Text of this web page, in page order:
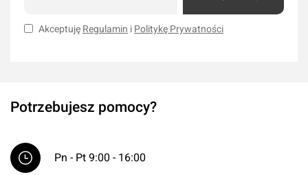
Akceptuję Regulamin i Politykę Prywatności
Potrzebujesz pomocy?
Pn - Pt 9:00 - 16:00